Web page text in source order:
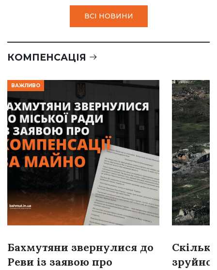
ВСІ НОВИНИ
КОМПЕНСАЦІЯ
ВАЖЛИВО
Бахмутяни звернулися до
Реви із заявою про